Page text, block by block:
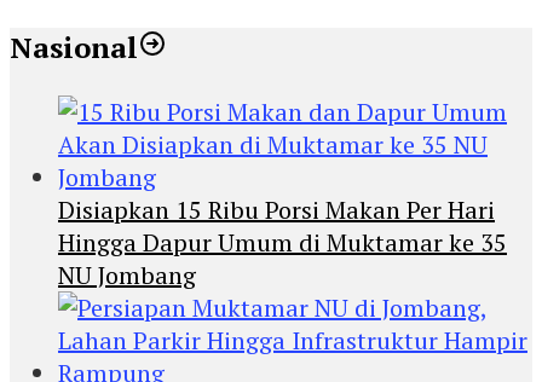
Nasional
Disiapkan 15 Ribu Porsi Makan Per Hari
Hingga Dapur Umum di Muktamar ke 35
NU Jombang